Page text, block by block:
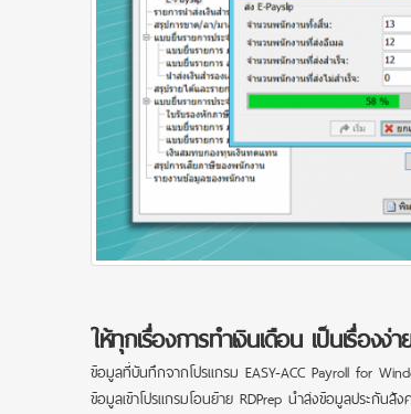
ให้ทุกเรื่องการทำเงินเดือน เป็นเรื่องง่า
ข้อมูลที่บันทึกจากโปรแกรม EASY-ACC Payroll for
ข้อมูลเข้าโปรแกรมโอนย้าย RDPrep นำส่งข้อมูลประ